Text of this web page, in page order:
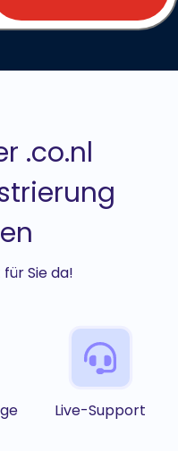
.co.nl
Sie da!
Live-Support